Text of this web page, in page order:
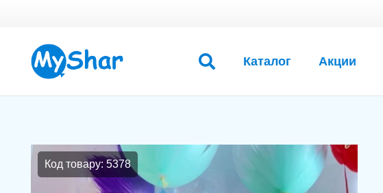
Каталог Акции
Код товару: 5378